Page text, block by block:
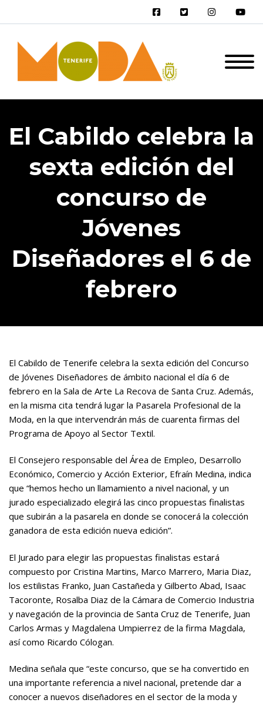
El Cabildo celebra la
sexta edición del
concurso de
Jóvenes
Diseñadores el 6 de
febrero
El Cabildo de Tenerife celebra la sexta edición del Concurso
de Jóvenes Diseñadores de ámbito nacional el día 6 de
febrero en la Sala de Arte La Recova de Santa Cruz. Además,
en la misma cita tendrá lugar la Pasarela Profesional de la
Moda, en la que intervendrán más de cuarenta firmas del
Programa de Apoyo al Sector Textil.
El Consejero responsable del Área de Empleo, Desarrollo
Económico, Comercio y Acción Exterior, Efraín Medina, indica
que “hemos hecho un llamamiento a nivel nacional, y un
jurado especializado elegirá las cinco propuestas finalistas
que subirán a la pasarela en donde se conocerá la colección
ganadora de esta edición nueva edición”.
El Jurado para elegir las propuestas finalistas estará
compuesto por Cristina Martins, Marco Marrero, Maria Diaz,
los estilistas Franko, Juan Castañeda y Gilberto Abad, Isaac
Tacoronte, Rosalba Diaz de la Cámara de Comercio Industria
y navegación de la provincia de Santa Cruz de Tenerife, Juan
Carlos Armas y Magdalena Umpierrez de la firma Magdala,
así como Ricardo Cólogan.
Medina señala que “este concurso, que se ha convertido en
una importante referencia a nivel nacional, pretende dar a
conocer a nuevos diseñadores en el sector de la moda y